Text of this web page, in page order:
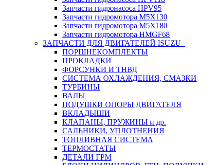
Запчасти гидронасоса HPV95
Запчасти гидромотора M5X130
Запчасти гидромотора M5X180
Запчасти гидромотора HMGF68
ЗАПЧАСТИ ДЛЯ ДВИГАТЕЛЕЙ ISUZU
ПОРШНЕКОМПЛЕКТЫ
ПРОКЛАДКИ
ФОРСУНКИ И ТНВД
СИСТЕМА ОХЛАЖДЕНИЯ, СМАЗКИ
ТУРБИНЫ
ВАЛЫ
ПОДУШКИ ОПОРЫ ДВИГАТЕЛЯ
ВКЛАДЫШИ
КЛАПАНЫ, ПРУЖИНЫ и др.
САЛЬНИКИ, УПЛОТНЕНИЯ
ТОПЛИВНАЯ СИСТЕМА
ТЕРМОСТАТЫ
ДЕТАЛИ ГРМ